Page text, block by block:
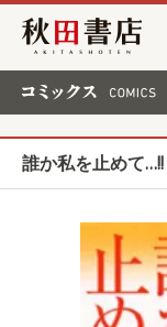
秋田書店
誰か私を止めて…!!